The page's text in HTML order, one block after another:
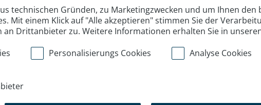
technischen Gründen, zu Marketingzwecken und um Ihnen den
Mit einem Klick auf "Alle akzeptieren" stimmen Sie der
an Drittanbieter zu. Weitere Informationen erhalten Sie in
Personalisierungs Cookies Analyse Cookies